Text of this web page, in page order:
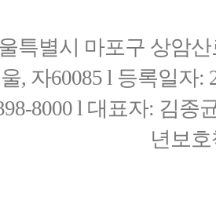
특별시 마포구 상암
울, 자60085 l 등록일자:
8000 l 대표자: 김종
년보